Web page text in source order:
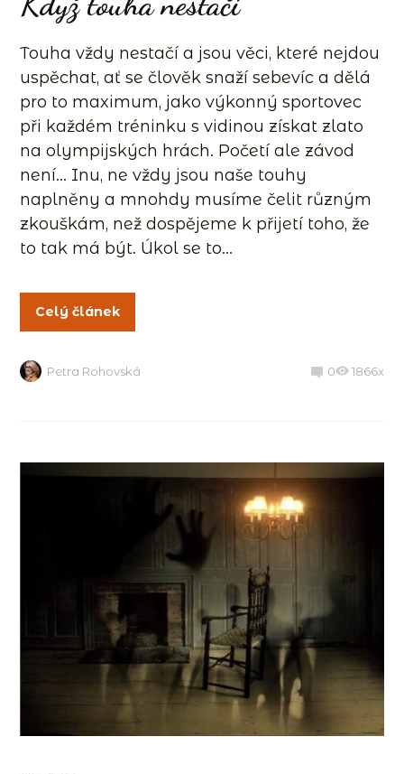
Touha vždy nestačí a jsou věci, které nejdou
uspěchat, ať se člověk snaží sebevíc a dělá
pro to maximum, jako výkonný sportovec
při každém tréninku s vidinou získat zlato
na olympijských hrách. Početí ale závod
není… Inu, ne vždy jsou naše touhy
naplněny a mnohdy musíme čelit různým
zkouškám, než dospějeme k přijetí toho, že
to tak má být. Úkol se to...
Celý článek
Petra Rohovská 0 1866x